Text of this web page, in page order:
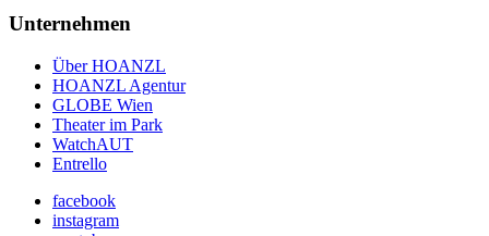
Unternehmen
Über HOANZL
HOANZL Agentur
GLOBE Wien
Theater im Park
WatchAUT
Entrello
facebook
instagram